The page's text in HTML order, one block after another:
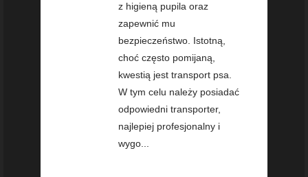
z higieną pupila oraz
zapewnić mu
bezpieczeństwo. Istotną,
choć często pomijaną,
kwestią jest transport psa.
W tym celu należy posiadać
odpowiedni transporter,
najlepiej profesjonalny i
wygo...